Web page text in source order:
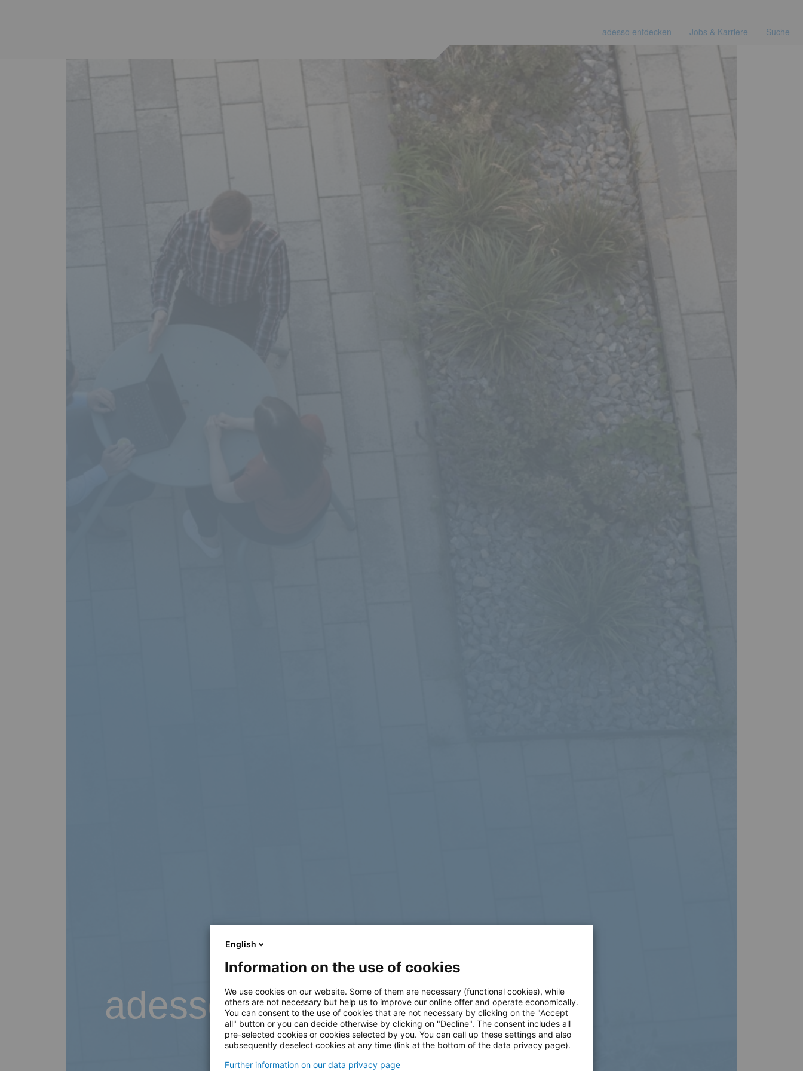
adesso entdecken Jobs & Karriere Suche
adesso Blog
English
Information on the use of cookies
We use cookies on our website. Some of them are necessary (functional cookies), while
others are not necessary but help us to improve our online offer and operate economically.
You can consent to the use of cookies that are not necessary by clicking on the "Accept
all" button or you can decide otherwise by clicking on "Decline". The consent includes all
pre-selected cookies or cookies selected by you. You can call up these settings and also
subsequently deselect cookies at any time (link at the bottom of the data privacy page).
Further information on our data privacy page